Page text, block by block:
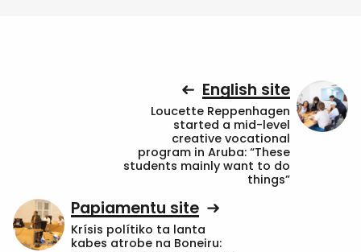
English site
Loucette Reppenhagen
started a mid-level
creative vocational
program in Aruba: “These
students mainly want to do
things”
Papiamentu site
Krísis polítiko ta lanta
kabes atrobe na Boneiru: